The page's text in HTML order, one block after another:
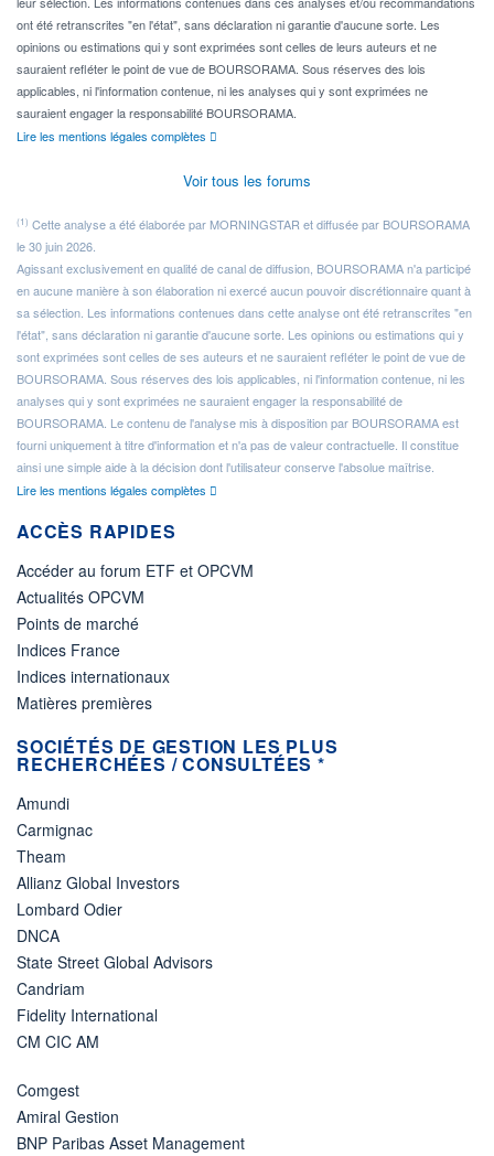
ont été retranscrites "en l'état", sans déclaration ni garantie d'aucune sorte. Les
opinions ou estimations qui y sont exprimées sont celles de leurs auteurs et ne
sauraient refléter le point de vue de BOURSORAMA. Sous réserves des lois
applicables, ni l'information contenue, ni les analyses qui y sont exprimées ne
sauraient engager la responsabilité BOURSORAMA.
Lire les mentions légales complètes
Voir tous les forums
(1) Cette analyse a été élaborée par MORNINGSTAR et diffusée par BOURSORAMA
le 30 juin 2026.
Agissant exclusivement en qualité de canal de diffusion, BOURSORAMA n'a participé
en aucune manière à son élaboration ni exercé aucun pouvoir discrétionnaire quant à
sa sélection. Les informations contenues dans cette analyse ont été retranscrites "en
l'état", sans déclaration ni garantie d'aucune sorte. Les opinions ou estimations qui y
sont exprimées sont celles de ses auteurs et ne sauraient refléter le point de vue de
BOURSORAMA. Sous réserves des lois applicables, ni l'information contenue, ni les
analyses qui y sont exprimées ne sauraient engager la responsabilité de
BOURSORAMA. Le contenu de l'analyse mis à disposition par BOURSORAMA est
fourni uniquement à titre d'information et n'a pas de valeur contractuelle. Il constitue
ainsi une simple aide à la décision dont l'utilisateur conserve l'absolue maîtrise.
Lire les mentions légales complètes
ACCÈS RAPIDES
Accéder au forum ETF et OPCVM
Actualités OPCVM
Points de marché
Indices France
Indices internationaux
Matières premières
SOCIÉTÉS DE GESTION LES PLUS
RECHERCHÉES / CONSULTÉES *
Amundi
Carmignac
Theam
Allianz Global Investors
Lombard Odier
DNCA
State Street Global Advisors
Candriam
Fidelity International
CM CIC AM
Comgest
Amiral Gestion
BNP Paribas Asset Management